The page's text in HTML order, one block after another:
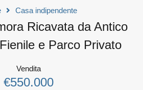
Casa indipendente
Ricavata da Antico
e Parco Privato
Vendita
€550.000